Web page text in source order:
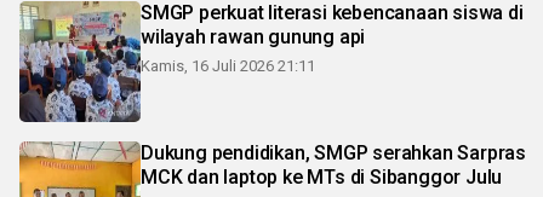
SMGP perkuat literasi kebencanaan siswa di
wilayah rawan gunung api
Kamis, 16 Juli 2026 21:11
Dukung pendidikan, SMGP serahkan Sarpras
MCK dan laptop ke MTs di Sibanggor Julu